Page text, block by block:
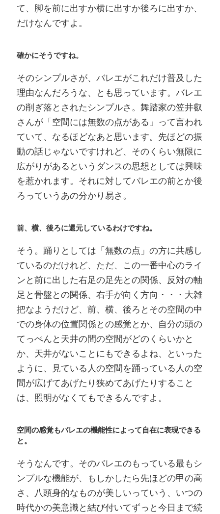
て、脚を前に出すか横に出すか後ろに出すか、
だけなんですよ。
確かにそうですね。
そのシンプルさが、バレエがこれだけ普及した
理由なんだろうな、とも思っています。バレエ
の削ぎ落とされたシンプルさ。舞踏家の笠井叡
さんが「空間には無数の点がある」って言われ
ていて、なるほどなあと思います。先ほどの振
動の話じゃないですけれど、そのくらい無限に
広がりがあるというダンスの思想としては興味
を惹かれます。それに対してバレエの前とか後
ろっていうあの分かり易さ。
前、横、後ろに還元しているわけですね。
そう。踊りとしては「無数の点」の方に共感し
ているのだけれど、ただ、この一番中心のライ
ンと前に出した右足の足先との関係、反対の軸
足と骨盤との関係、右手が向く方向・・・大雑
把なようだけど、前、横、後ろとその空間の中
での身体の位置関係との感覚とか、自分の頭の
てっぺんと天井の間の空間がどのくらいかと
か、天井がないことにもできるよね、といった
ように、見ている人の空間を踊っている人の空
間が広げてあげたり狭めてあげたりすること
は、照明がなくてもできるんですよ。
空間の感覚もバレエの機能性によって自在に表現できる
と。
そうなんです。そのバレエのもっている最もシ
ンプルな機能が、もしかしたら先ほどの甲の高
さ、八頭身的なものが美しいっていう、いつの
時代かの美意識と結び付いてずっと今日まで続